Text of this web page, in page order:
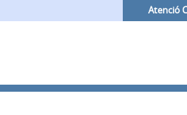
Atenció